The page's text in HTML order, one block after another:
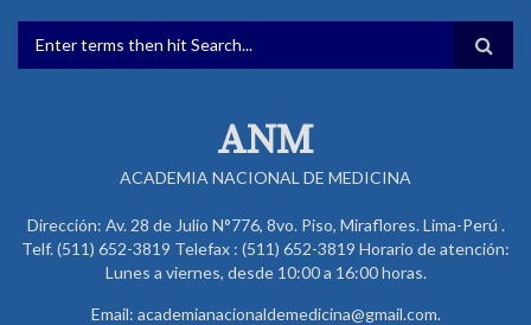
FORMULARIO DE BÚSQUEDA
ANM
ACADEMIA NACIONAL DE MEDICINA
Dirección: Av. 28 de Julio N°776, 8vo. Piso, Miraflores. Lima-Perú .
Telf. (511) 652-3819 Telefax : (511) 652-3819 Horario de atención:
Lunes a viernes, desde 10:00 a 16:00 horas.
Email: academianacionaldemedicina@gmail.com.